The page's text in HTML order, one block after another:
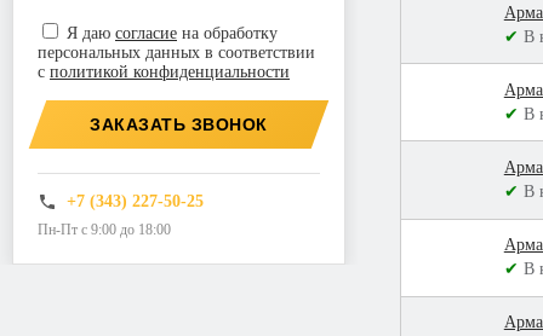
Я даю согласие на обработку
персональных данных в соответствии
с политикой конфиденциальности
ЗАКАЗАТЬ ЗВОНОК
+7 (343) 227-50-25
Пн-Пт с 9:00 до 18:00
✔ В
✔ В
✔ В
✔ В